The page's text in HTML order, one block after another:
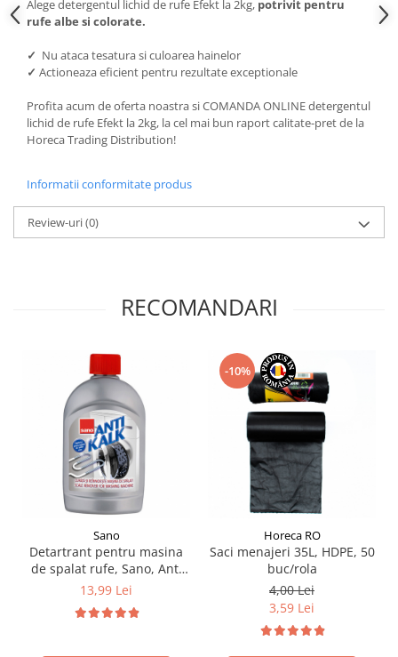
Alege detergentul lichid de rufe Efekt la 2kg, potrivit pentru
rufe albe si colorate.
✓ Nu ataca tesatura si culoarea hainelor
✓ Actioneaza eficient pentru rezultate exceptionale
Profita acum de oferta noastra si COMANDA ONLINE detergentul
lichid de rufe Efekt la 2kg, la cel mai bun raport calitate-pret de la
Horeca Trading Distribution!
Informatii conformitate produs
Review-uri(0)
RECOMANDARI
Sano
Detartrant pentru masina
de spalat rufe, Sano, Anti
Kalk, 500ml
13,99 Lei
-10%
Horeca RO
Saci menajeri 35L, HDPE, 50
buc/rola
4,00 Lei
3,59 Lei